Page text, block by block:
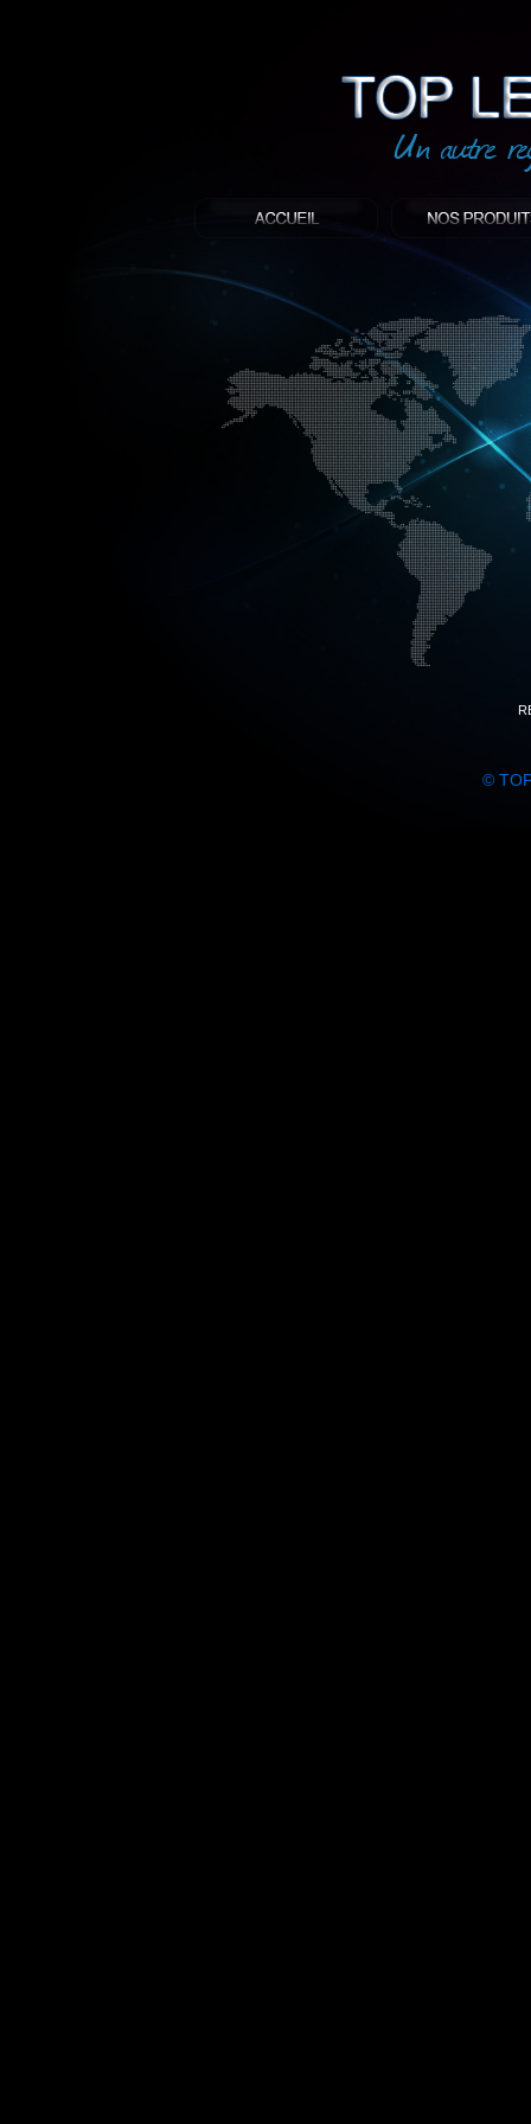
©
: Top led world
Produit décoratif led
Objet publicitaire led
éclairage blanc led
Enseigne publicitaire
Fabriquant et distributeur français
gamme à base de LED.
led, Topledworld, top led world, top
économie énergie, edf, lumière,